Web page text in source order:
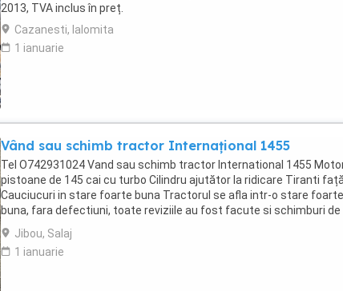
2013, TVA inclus în preț.
Cazanesti, Ialomita
1 ianuarie
Vând sau schimb tractor Internațional 1455
Tel O742931024 Vand sau schimb tractor International 1455
pistoane de 145 cai cu turbo Cilindru ajutător la ridicare Tiranti
Cauciucuri in stare foarte buna Tractorul se afla intr-o stare foarte
buna, fara defectiuni, toate reviziile au fost facute si schimburi de
consumabile, nu necesita ...
Jibou, Salaj
1 ianuarie